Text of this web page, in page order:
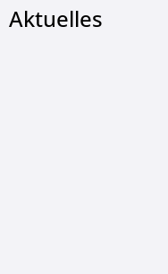
Aktuelles